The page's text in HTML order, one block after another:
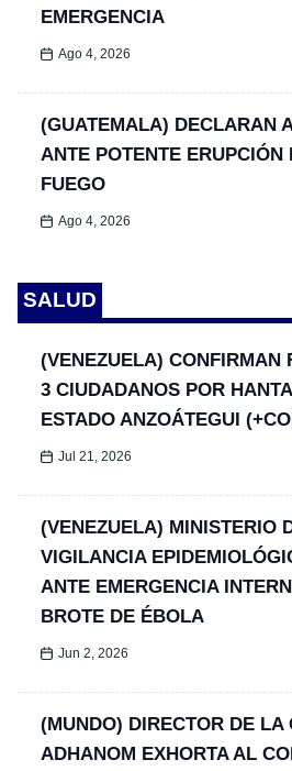
EMERGENCIA
Ago 4, 2026
(GUATEMALA) DECLARAN
ANTE POTENTE ERUPCIÓN
FUEGO
Ago 4, 2026
SALUD
(VENEZUELA) CONFIRMAN
3 CIUDADANOS POR
ESTADO ANZOÁTEGUI
Jul 21, 2026
(VENEZUELA) MINISTERIO
VIGILANCIA
ANTE EMERGENCIA
BROTE DE ÉBOLA
Jun 2, 2026
(MUNDO) DIRECTOR DE LA
ADHANOM EXHORTA AL